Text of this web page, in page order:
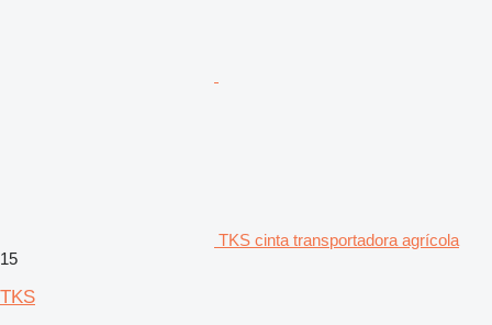
TKS cinta transportadora agrícola
15
TKS